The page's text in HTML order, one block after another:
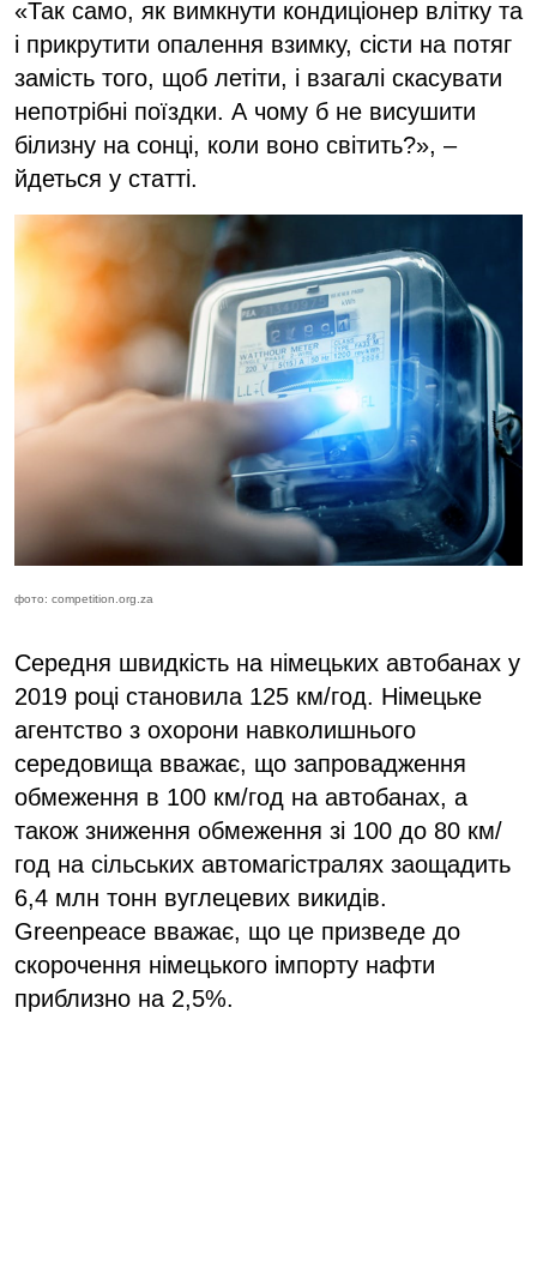
«Так само, як вимкнути кондиціонер влітку та
і прикрутити опалення взимку, сісти на потяг
замість того, щоб летіти, і взагалі скасувати
непотрібні поїздки. А чому б не висушити
білизну на сонці, коли воно світить?», –
йдеться у статті.
фото: competition.org.za
Середня швидкість на німецьких автобанах у
2019 році становила 125 км/год. Німецьке
агентство з охорони навколишнього
середовища вважає, що запровадження
обмеження в 100 км/год на автобанах, а
також зниження обмеження зі 100 до 80 км/
год на сільських автомагістралях заощадить
6,4 млн тонн вуглецевих викидів.
Greenpeace вважає, що це призведе до
скорочення німецького імпорту нафти
приблизно на 2,5%.